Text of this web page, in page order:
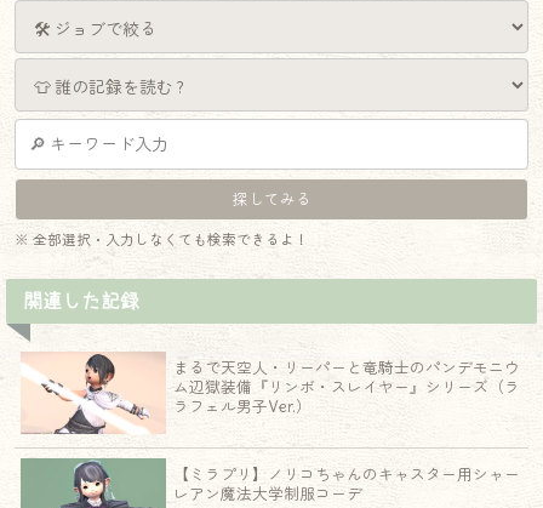
※ 全部選択・入力しなくても検索できるよ！
関連した記録
まるで天空人・リーパーと竜騎士のパンデモニウ
ム辺獄装備『リンボ・スレイヤー』シリーズ（ラ
ラフェル男子Ver.）
【ミラプリ】ノリコちゃんのキャスター用シャー
レアン魔法大学制服コーデ